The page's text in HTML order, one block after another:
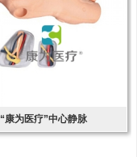
“康为医疗”中心静脉